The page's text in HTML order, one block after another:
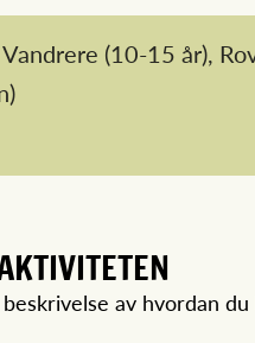
Vandrere (10-15 år),
av hvordan